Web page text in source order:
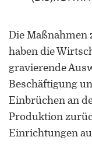
Die Maßnahmen
haben die
gravierende
Beschäftigung
Einbrüchen an
Produktion
Einrichtungen